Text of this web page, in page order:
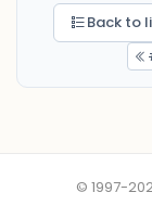
Back to
© 1997-